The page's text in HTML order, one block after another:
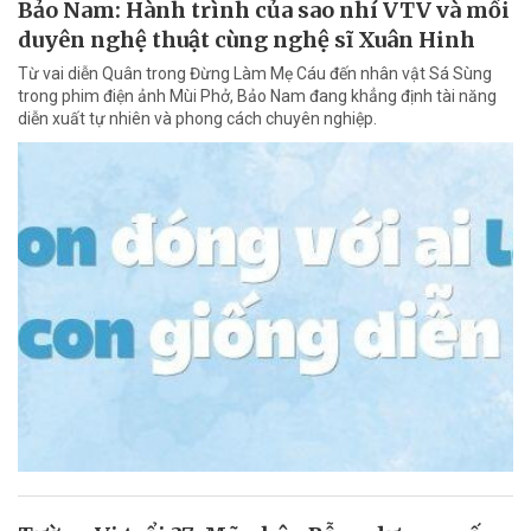
Bảo Nam: Hành trình của sao nhí VTV và mối
duyên nghệ thuật cùng nghệ sĩ Xuân Hinh
Từ vai diễn Quân trong Đừng Làm Mẹ Cáu đến nhân vật Sá Sùng
trong phim điện ảnh Mùi Phở, Bảo Nam đang khẳng định tài năng
diễn xuất tự nhiên và phong cách chuyên nghiệp.